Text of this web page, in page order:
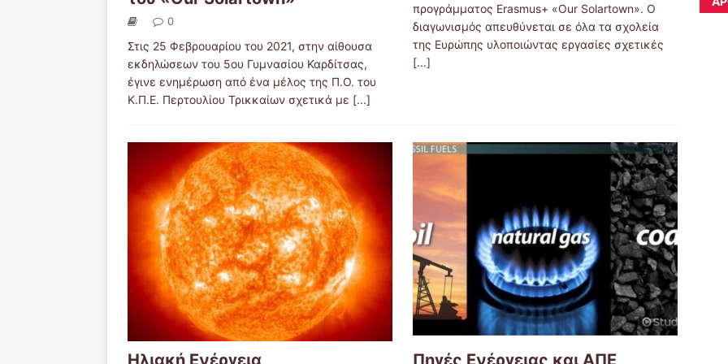
0
Στις 25 Φεβρουαρίου του 2021, στην αίθουσα
εκδηλώσεων του 5ου Γυμνασίου Καρδίτσας,
έγινε ενημέρωση από ένα μέλος της Π.Ο. του
Κ.Π.Ε. Περτουλίου Τρικκαίων σχετικά με [...]
προγράμματος Erasmus+ «Our Solartown». Ο
διαγωνισμός απευθύνεται σε όλα τα σχολεία
της Ευρώπης υλοποιώντας εργασίες σχετικές
[...]